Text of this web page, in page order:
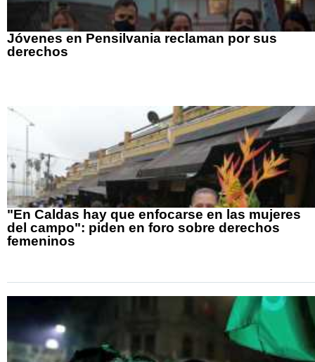
Jóvenes en Pensilvania reclaman por sus
derechos
"En Caldas hay que enfocarse en las mujeres
del campo": piden en foro sobre derechos
femeninos